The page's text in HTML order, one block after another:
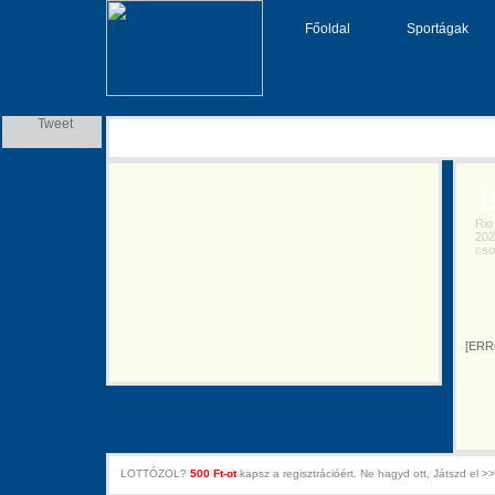
Főoldal Sportágak
Rio
LOTTÓZOL? 500 Ft-otkapsz a regisztrációért. Ne hagyd ott, Játszd el >>
Tweet